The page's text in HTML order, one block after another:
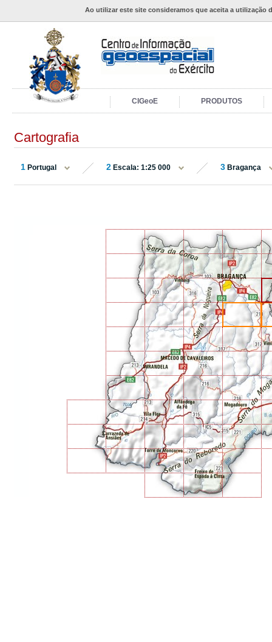
Ao utilizar este site consideramos que aceita a utilização
CIGeoE PRODUTOS
Cartografia
1 Portugal 2 Escala: 1:25 000 3 Bragança